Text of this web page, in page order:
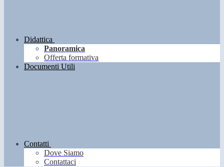
Didattica
Panoramica
Offerta formativa
Documenti Utili
Contatti
Dove Siamo
Contattaci